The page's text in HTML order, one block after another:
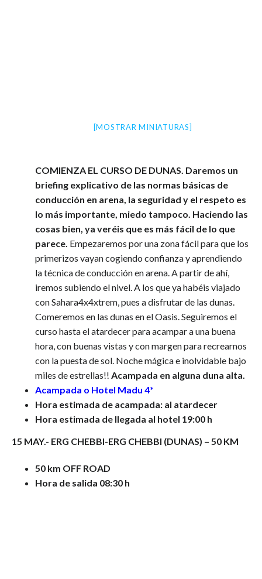
[MOSTRAR MINIATURAS]
COMIENZA EL CURSO DE DUNAS. Daremos un
briefing explicativo de las normas básicas de
conducción en arena, la seguridad y el respeto es
lo más importante, miedo tampoco. Haciendo las
cosas bien, ya veréis que es más fácil de lo que
parece. Empezaremos por una zona fácil para que los
primerizos vayan cogiendo confianza y aprendiendo
la técnica de conducción en arena. A partir de ahí,
iremos subiendo el nivel. A los que ya habéis viajado
con Sahara4x4xtrem, pues a disfrutar de las dunas.
Comeremos en las dunas en el Oasis. Seguiremos el
curso hasta el atardecer para acampar a una buena
hora, con buenas vistas y con margen para recrearnos
con la puesta de sol. Noche mágica e inolvidable bajo
miles de estrellas!! Acampada en alguna duna alta.
Acampada o Hotel Madu 4*
Hora estimada de acampada: al atardecer
Hora estimada de llegada al hotel 19:00 h
15 MAY.- ERG CHEBBI-ERG CHEBBI (DUNAS) – 50 KM
50 km OFF ROAD
Hora de salida 08:30 h